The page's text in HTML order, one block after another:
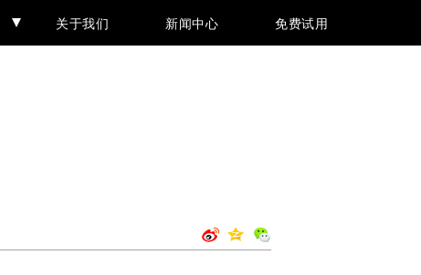
关于我们 新闻中心 免费试用